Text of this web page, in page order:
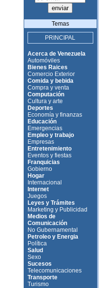
Temas
PRINCIPAL
Acerca de Venezuela
Automóviles
Bienes Raices
Comercio Exterior
Comida y bebida
Compra y venta
Computación
Cultura y arte
Deportes
Economía y finanzas
Educación
Emergencias
Empleo y trabajo
Empresas
Entretenimiento
Eventos y fiestas
Franquicias
Gobierno
Hogar
Internacional
Internet
Juegos
Leyes y Trámites
Marketing y Publicidad
Medios de
Comunicación
No Gubernamental
Petroleo y Energia
Política
Salud
Sexo
Sucesos
Telecomunicaciones
Transporte
Turismo